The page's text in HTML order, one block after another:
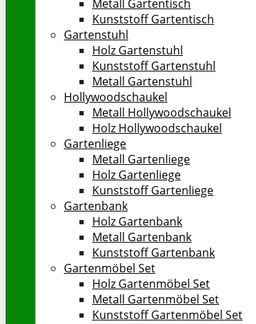
Metall Gartentisch
Kunststoff Gartentisch
Gartenstuhl
Holz Gartenstuhl
Kunststoff Gartenstuhl
Metall Gartenstuhl
Hollywoodschaukel
Metall Hollywoodschaukel
Holz Hollywoodschaukel
Gartenliege
Metall Gartenliege
Holz Gartenliege
Kunststoff Gartenliege
Gartenbank
Holz Gartenbank
Metall Gartenbank
Kunststoff Gartenbank
Gartenmöbel Set
Holz Gartenmöbel Set
Metall Gartenmöbel Set
Kunststoff Gartenmöbel Set